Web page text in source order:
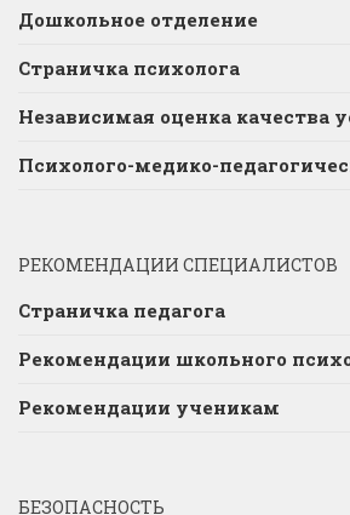
Дошкольное отделение
Страничка психолога
Независимая оценка качества
Психолого-медико-
РЕКОМЕНДАЦИИ СПЕЦИАЛИСТОВ
Страничка педагога
Рекомендации школьного
Рекомендации ученикам
БЕЗОПАСНОСТЬ